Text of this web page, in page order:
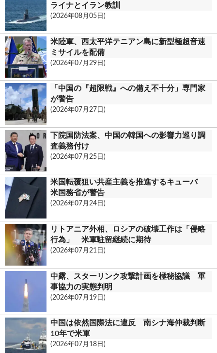
m
ライナとイラン教訓
(2026年08月05日)
米陸軍、西太平洋テニアン島に新型極超音速
ミサイルを配備
(2026年07月29日)
「中国の『超限戦』への備え不十分」専門家
が警告
(2026年07月27日)
下院国防法案、中国の韓国への影響力巡り調
査義務付け
(2026年07月25日)
米国転覆狙い共産主義を推進するキューバ
米国務省が警告
(2026年07月24日)
リトアニア外相、ロシアの破壊工作は「侵略
行為」 米軍駐留継続に期待
(2026年07月21日)
中露、スターリンク攻撃計画を極秘協議 軍
事協力の実態判明
(2026年07月19日)
中国は依然国際法に違反 南シナ海仲裁判断
10年で米軍
(2026年07月18日)